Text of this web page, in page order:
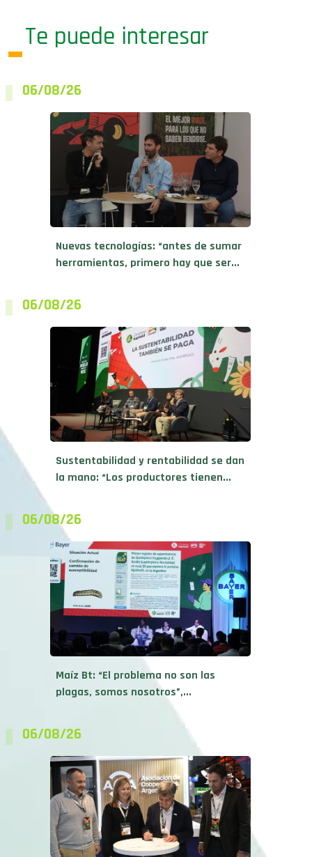
Te puede interesar
06/08/26
Nuevas tecnologías: “antes de sumar
herramientas, primero hay que ser...
06/08/26
Sustentabilidad y rentabilidad se dan
la mano: “Los productores tienen...
06/08/26
Maíz Bt: “El problema no son las
plagas, somos nosotros”,...
06/08/26